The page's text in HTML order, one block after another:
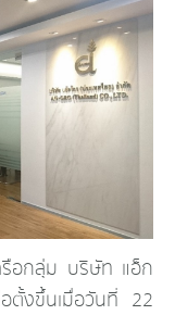
รือกลุ่ม บริษัท แอ็ก
ตั้งขึ้นเมื่อวันที่ 22